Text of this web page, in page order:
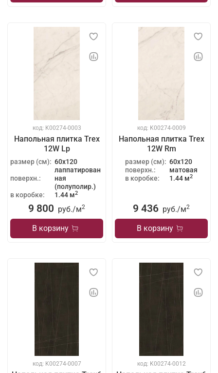
код: K00274-0003
Напольная плитка Trex
12W Lp
размер (см): 60x120
поверхн.:
лаппатирован
ная
(полуполир.)
в коробке:
1.44 м2
9 800 руб./м2
В корзину
код: K00274-0009
Напольная плитка Trex
12W Rm
размер (см): 60x120
поверхн.:
матовая
в коробке:
1.44 м2
9 436 руб./м2
В корзину
код: K00274-0007 код: K00274-0012